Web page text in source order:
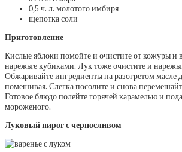
0,5 ч. л. молотого имбиря
щепотка соли
Приготовление
Кислые яблоки помойте и очистите от кожуры и
нарежьте кубиками. Лук тоже очистите и
Обжаривайте ингредиенты на разогретом масле
помешивая. Слегка посолите и снова
Готовое блюдо полейте горячей карамелью и
мороженого.
Луковый пирог с черносливом